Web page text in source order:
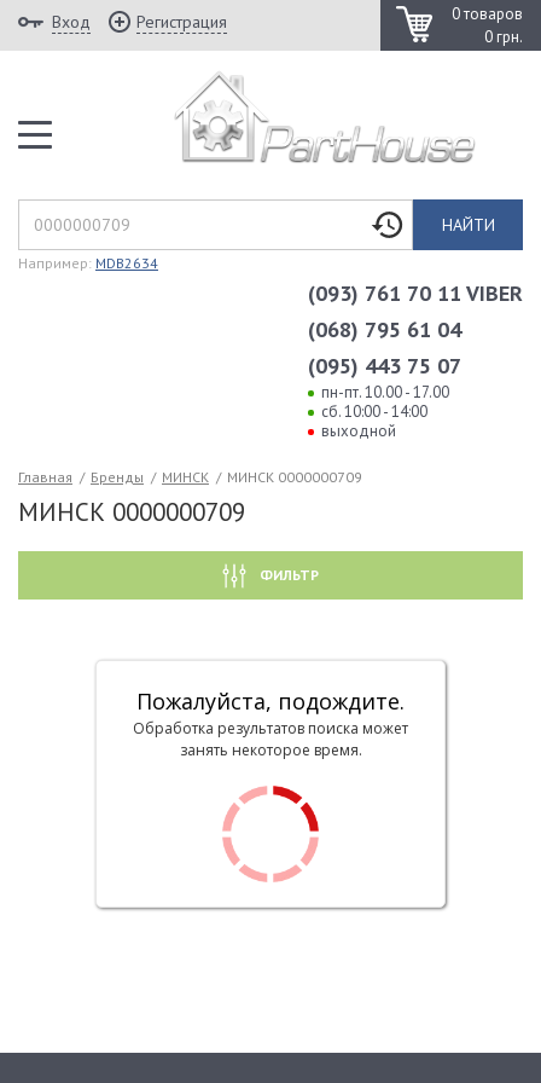
0 товаров
0 грн.
Вход Регистрация
НАЙТИ
Например: MDB2634
(093) 761 70 11 VIBER
(068) 795 61 04
(095) 443 75 07
пн-пт. 10.00 - 17.00
сб. 10:00 - 14:00
выходной
Главная / Бренды / МИНСК / МИНСК 0000000709
МИНСК 0000000709
ФИЛЬТР
Пожалуйста, подождите.
Обработка результатов поиска может
занять некоторое время.